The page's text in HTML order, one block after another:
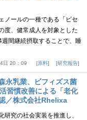
ノールの一種である「ピセ
度、健常成人を対象とした
間継続摂取することで、睡
日 20：09 原料 研究報告
永乳業、ビフィズス菌
習慣改善による「老化
／株式会社Rhelixa
究の社会実装を推進し、